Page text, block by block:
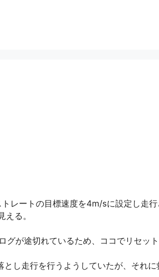
レートの目標速度を4m/sに設定し走行
る。
グが途切れているため、ココでリセッ
し走行を行うようしていたが、それに